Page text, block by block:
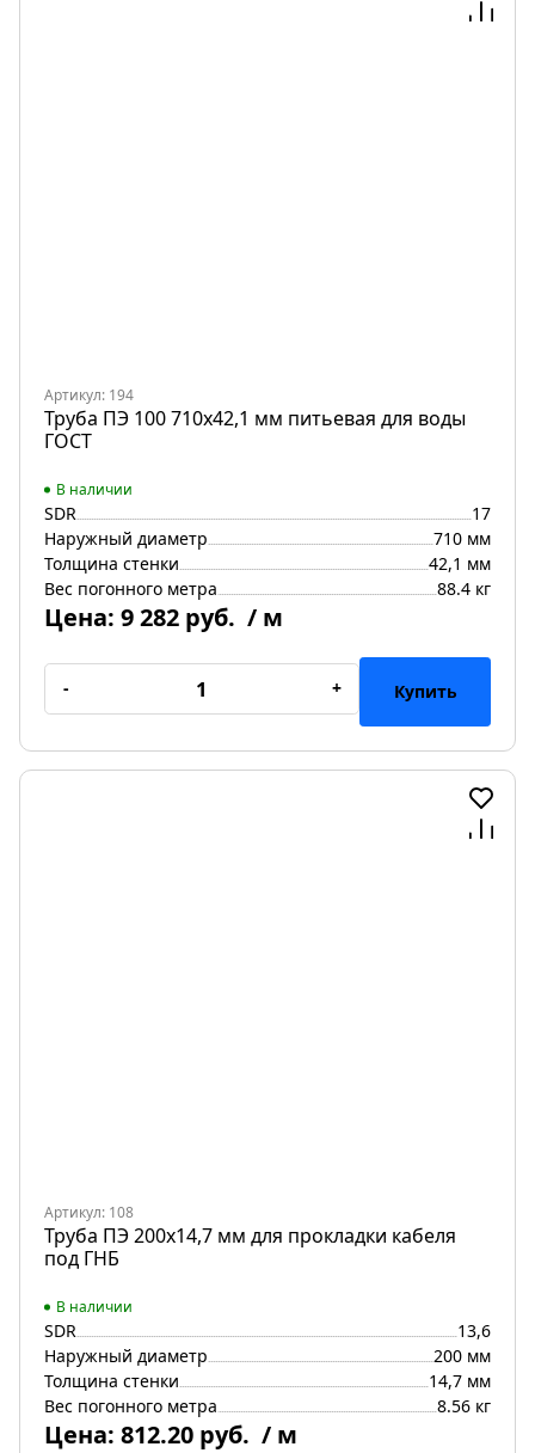
Артикул: 194
Труба ПЭ 100 710х42,1 мм питьевая для воды
ГОСТ
В наличии
SDR
17
Наружный диаметр
710 мм
Толщина стенки
42,1 мм
Вес погонного метра
88.4 кг
Цена: 9 282 руб. / м
- + Купить
Артикул: 108
Труба ПЭ 200x14,7 мм для прокладки кабеля
под ГНБ
В наличии
SDR
13,6
Наружный диаметр
200 мм
Толщина стенки
14,7 мм
Вес погонного метра
8.56 кг
Цена: 812.20 руб. / м